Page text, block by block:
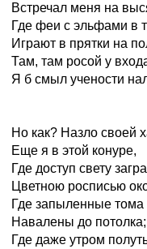
Встречал меня на
Где феи с эльфами в
Играют в прятки на
Там, там росой у
Я б смыл учености
Но как? Назло своей
Еще я в этой конуре,
Где доступ свету
Цветною росписью
Где запыленные тома
Навалены до потолка;
Где даже утром